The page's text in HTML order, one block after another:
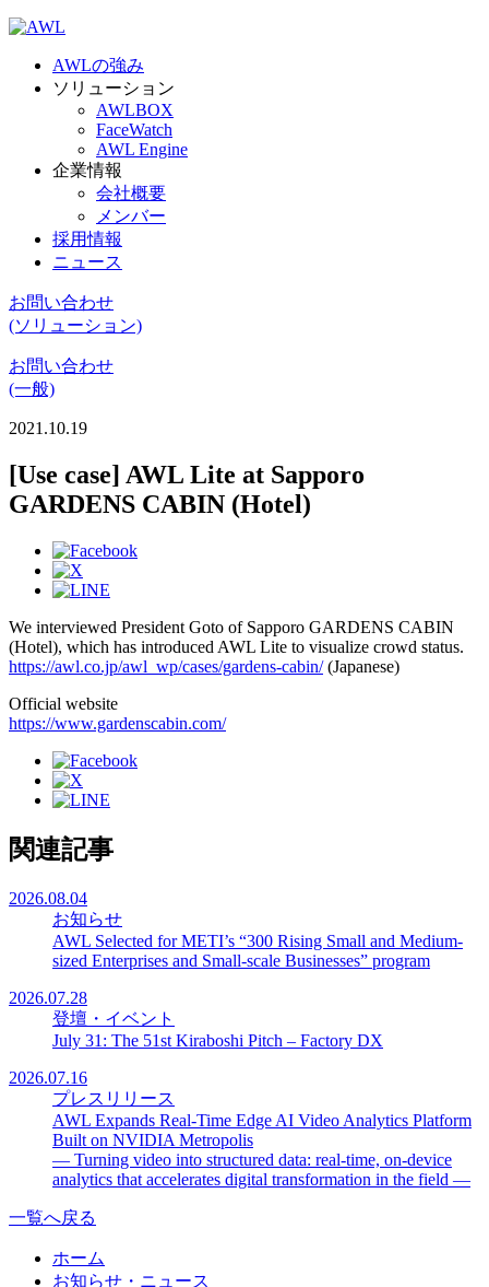
AWLの強み
ソリューション
AWLBOX
FaceWatch
AWL Engine
企業情報
会社概要
メンバー
採用情報
ニュース
お問い合わせ
(ソリューション)
お問い合わせ
(一般)
2021.10.19
[Use case] AWL Lite at Sapporo
GARDENS CABIN (Hotel)
We interviewed President Goto of Sapporo GARDENS CABIN
(Hotel), which has introduced AWL Lite to visualize crowd status.
https://awl.co.jp/awl_wp/cases/gardens-cabin/(Japanese)
Official website
https://www.gardenscabin.com/
関連記事
2026.08.04
お知らせ
AWL Selected for METI’s “300 Rising Small and Medium-
sized Enterprises and Small-scale Businesses” program
2026.07.28
登壇・イベント
July 31: The 51st Kiraboshi Pitch – Factory DX
2026.07.16
プレスリリース
AWL Expands Real-Time Edge AI Video Analytics Platform
Built on NVIDIA Metropolis
— Turning video into structured data: real-time, on-device
analytics that accelerates digital transformation in the field —
一覧へ戻る
ホーム
お知らせ・ニュース